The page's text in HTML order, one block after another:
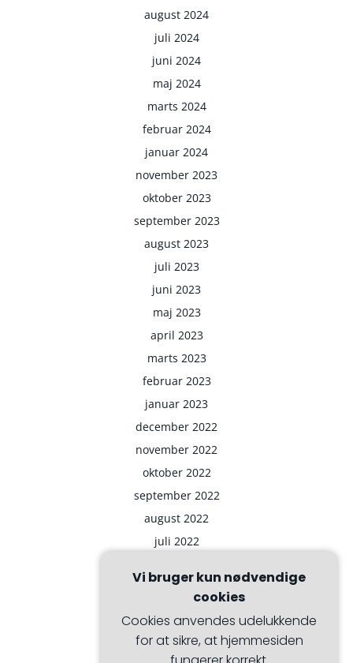
august 2024
juli 2024
juni 2024
maj 2024
marts 2024
februar 2024
januar 2024
november 2023
oktober 2023
september 2023
august 2023
juli 2023
juni 2023
maj 2023
april 2023
marts 2023
februar 2023
januar 2023
december 2022
november 2022
oktober 2022
september 2022
august 2022
juli 2022
Vi bruger kun nødvendige
cookies
Cookies anvendes udelukkende
for at sikre, at hjemmesiden